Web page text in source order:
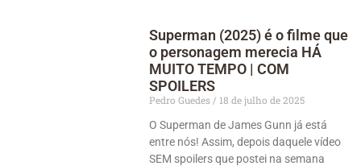
Superman (2025) é o filme que
o personagem merecia HÁ
MUITO TEMPO | COM
SPOILERS
Pedro Guedes
18 de julho de 2025
O Superman de James Gunn já está
entre nós! Assim, depois daquele vídeo
SEM spoilers que postei na semana